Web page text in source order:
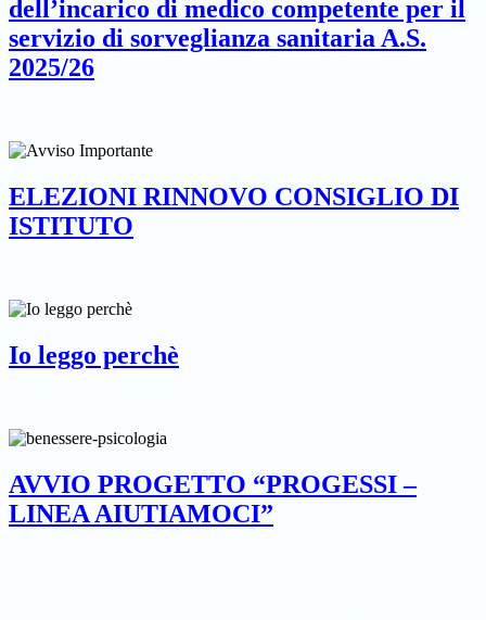
dell’incarico di medico competente per il
servizio di sorveglianza sanitaria A.S.
2025/26
ELEZIONI RINNOVO CONSIGLIO DI
ISTITUTO
Io leggo perchè
AVVIO PROGETTO “PROGESSI –
LINEA AIUTIAMOCI”